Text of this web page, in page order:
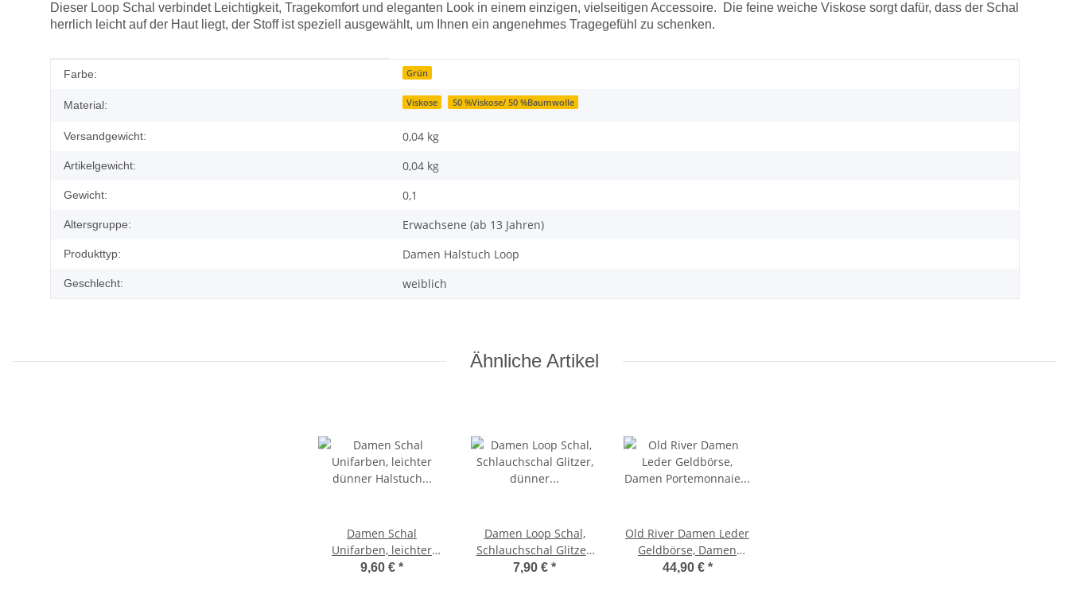
Dieser Loop Schal verbindet Leichtigkeit, Tragekomfort und eleganten Look in einem einzigen, vielseitigen Accessoire. Die feine weiche Viskose sorgt dafür, dass der Schal
herrlich leicht auf der Haut liegt, der Stoff ist speziell ausgewählt, um Ihnen ein angenehmes Tragegefühl zu schenken.
Produkteigenschaft
Wert
Farbe: Grün
Material: Viskose 50 %Viskose/ 50 %Baumwolle
Versandgewicht: 0,04 kg
Artikelgewicht: 0,04 kg
Gewicht: 0,1
Altersgruppe: Erwachsene (ab 13 Jahren)
Produkttyp: Damen Halstuch Loop
Geschlecht: weiblich
Ähnliche Artikel
Damen Schal
Unifarben, leichter
dünner Halstuch
9,60 € *
Damen Loop Schal,
Schlauchschal Glitzer,
dünner Halstuch,
7,90 € *
Old River Damen Leder
Geldbörse, Damen
Portemonnaie RFID
44,90 € *